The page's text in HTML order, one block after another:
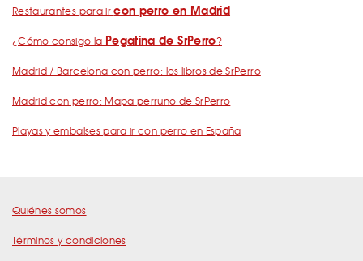
Restaurantes para ircon perro en Madrid
¿Cómo consigo la Pegatina de SrPerro?
Madrid / Barcelona con perro: los libros de SrPerro
Madrid con perro: Mapa perruno de SrPerro
Playas y embalses para ir con perro en España
Quiénes somos
Términos y condiciones